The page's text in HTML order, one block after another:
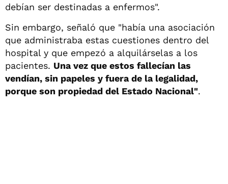
debían ser destinadas a enfermos".
Sin embargo, señaló que "había una asociación
que administraba estas cuestiones dentro del
hospital y que empezó a alquilárselas a los
pacientes. Una vez que estos fallecían las
vendían, sin papeles y fuera de la legalidad,
porque son propiedad del Estado Nacional".